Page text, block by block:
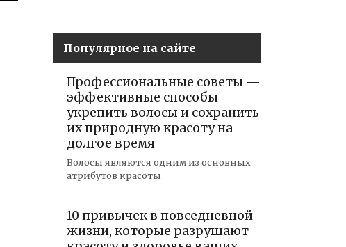
Популярное на сайте
Профессиональные советы —
эффективные способы
укрепить волосы и сохранить
их природную красоту на
долгое время
Волосы являются одним из основных
атрибутов красоты
10 привычек в повседневной
жизни, которые разрушают